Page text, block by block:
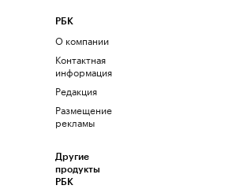
РБК
О компании
Контактная
информация
Редакция
Размещение
рекламы
Другие
продукты
РБК